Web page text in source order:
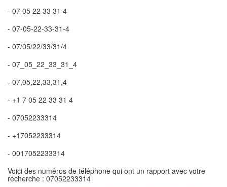
- 07 05 22 33 31 4
- 07-05-22-33-31-4
- 07/05/22/33/31/4
- 07_05_22_33_31_4
- 07,05,22,33,31,4
- +1 7 05 22 33 31 4
- 07052233314
- +17052233314
- 0017052233314
Voici des numéros de téléphone qui ont un rapport avec votre
recherche : 07052233314